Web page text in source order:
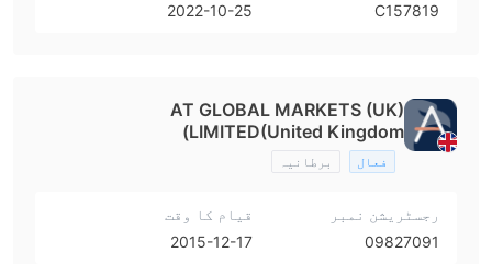
C157819
2022-10-25
AT GLOBAL MARKETS (UK)
LIMITED(United Kingdom)
فعال برطانیہ
رجسٹریشن نمبر
09827091
قیام کا وقت
2015-12-17